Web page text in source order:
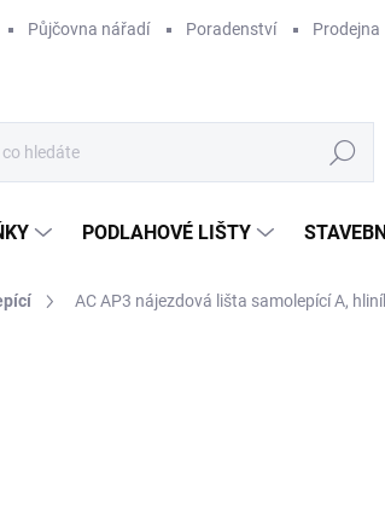
Půjčovna nářadí Poradenství Prodejna
Hledat
PODLAHOVÉ LIŠTY
AC AP3 nájezdová lišta samolepící A,